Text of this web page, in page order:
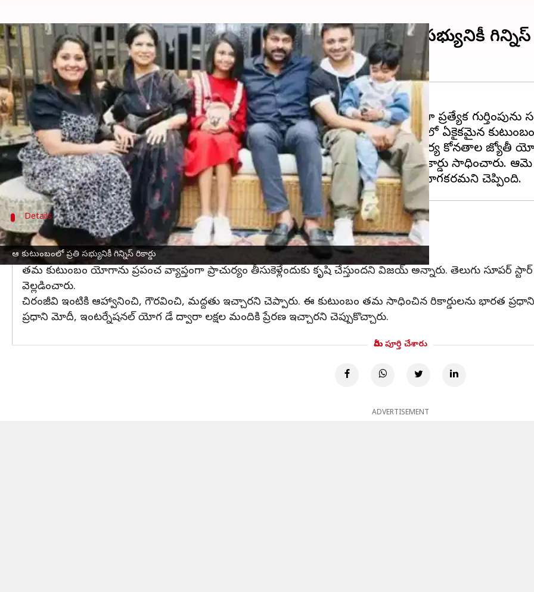
ఆ కుటుంబంలో ప్రతి సభ్యునికీ గిన్నిస్ రికార్డు
Family In Guinness World Records : ఆ కుటుంబంలో ప్రతి సభ్యునికీ గిన్నిస్
వ్రాసిన వారు Jayachandra Akuri Dec 22, 2024 12:41 pm
ఈ వార్తాకథనం ఏంటి
చైనాదేశంలోని చాంగ్షా నగరంలో నివసించే ఒక భారతీయ తెలుగు కుటుంబం ప్రపంచ వ్యాప్తంగా ప్రత్యేక గుర్తింపును
ఈ కుటుంబం గినిస్ వరల్డ్ రికార్డ్స్‌లో ప్రతీ ఒక్కరి పేరును నమోదు చేసుకుంది. ఇది ప్రపంచంలో ఏకైకమైన
ఈ కుటుంబంలో ప్రతి వ్యక్తి తన స్వంత రికార్డును సాధించడం గమనార్హం. విజయ్, అతని భార్య కోనతాల జ్యోతీ
ప్రత్యేకంగా, గర్భావస్థలో 9వ నెలలో ఉన్నప్పుడు జ్యోతీ కఠినమైన యోగాసనాలు చేసి గినిస్ రికార్డు సాధించారు.
Details
అత్యధిక సమయం పాటు యోగ సాధన చేసి రికార్డు
అదేవిధంగా ఆమె అత్యధిక సమయం పాటు యోగ సాధన చేసే రికార్డును కూడా నెలకొల్పారు.
తమ కుటుంబం యోగాను ప్రపంచ వ్యాప్తంగా ప్రాచుర్యం తీసుకెళ్లేందుకు కృషి చేస్తుందని విజయ్ అన్నారు. తెలుగు సూపర్ స్టార్
వెల్లడించారు.
చిరంజీవి ఇంటికి ఆహ్వానించి, గౌరవించి, మద్దతు ఇచ్చారని చెప్పారు. ఈ కుటుంబం తమ సాధించిన రికార్డులను భారత ప్రధాని
ప్రధాని మోదీ, ఇంటర్నేషనల్ యోగ డే ద్వారా లక్షల మందికి ప్రేరణ ఇచ్చారని చెప్పుకొచ్చారు.
మీరు పూర్తి చేశారు
ADVERTISEMENT